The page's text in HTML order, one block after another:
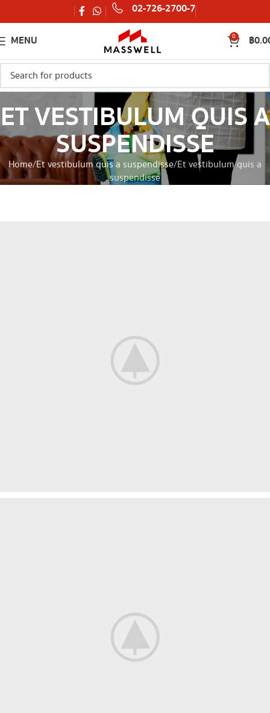
02-726-2700-7
MENU 0 ฿
ET VESTIBULUM QUIS A
SUSPENDISSE
Home Et vestibulum quis a suspendisse Et vestibulum quis a
suspendisse